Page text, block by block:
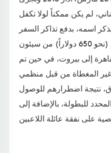
لم يكن ممكناً لولا تكفل
اسمه، بدفع تذاكر السفر
المقدرة بنحو 325 ألف ريال (نحو 650 دولاراً) من سيئون
إلى بيروت، في حين تم
غير المغطاة من قبل منظمي
نتيجة اضطرارهم للوصول
للبطولة، بالإضافة إلى